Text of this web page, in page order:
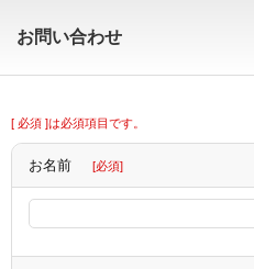
お問い合わせ
[ 必須 ]は必須項目です。
お名前 [必須]